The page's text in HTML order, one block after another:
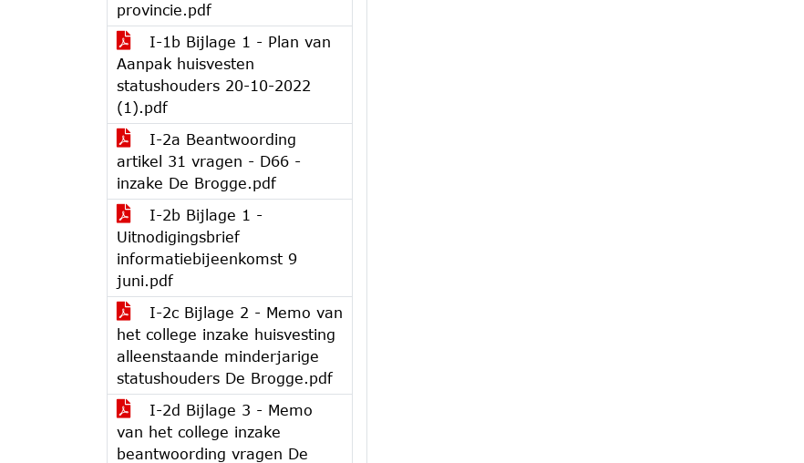
provincie.pdf
I-1b Bijlage 1 - Plan van
Aanpak huisvesten
statushouders 20-10-2022
(1).pdf
I-2a Beantwoording
artikel 31 vragen - D66 -
inzake De Brogge.pdf
I-2b Bijlage 1 -
Uitnodigingsbrief
informatiebijeenkomst 9
juni.pdf
I-2c Bijlage 2 - Memo van
het college inzake huisvesting
alleenstaande minderjarige
statushouders De Brogge.pdf
I-2d Bijlage 3 - Memo
van het college inzake
beantwoording vragen De